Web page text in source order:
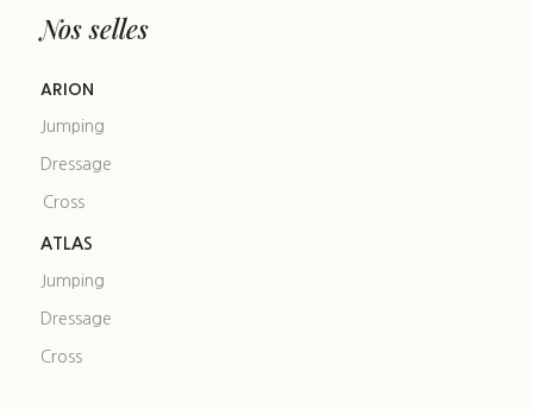
Nos selles
ARION
Jumping
Dressage
Cross
ATLAS
Jumping
Dressage
Cross